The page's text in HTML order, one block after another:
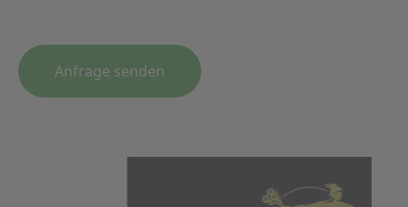
Anfrage senden